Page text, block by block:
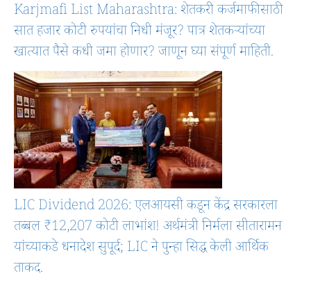
Karjmafi List Maharashtra: शेतकरी कर्जमाफीसाठी
सात हजार कोटी रुपयांचा निधी मंजूर? पात्र शेतकऱ्यांच्या
खात्यात पैसे कधी जमा होणार? जाणून घ्या संपूर्ण माहिती.
LIC Dividend 2026: एलआयसी कडून केंद्र सरकारला
तब्बल ₹12,207 कोटी लाभांश! अर्थमंत्री निर्मला सीतारामन
यांच्याकडे धनादेश सुपूर्द; LIC ने पुन्हा सिद्ध केली आर्थिक
ताकद.